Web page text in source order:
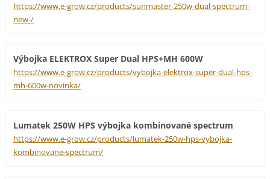
https://www.e-grow.cz/products/sunmaster-250w-dual-spectrum-
new-/
Výbojka ELEKTROX Super Dual HPS+MH 600W
https://www.e-grow.cz/products/vybojka-elektrox-super-dual-hps-
mh-600w-novinka/
Lumatek 250W HPS výbojka kombinované spectrum
https://www.e-grow.cz/products/lumatek-250w-hps-vybojka-
kombinovane-spectrum/